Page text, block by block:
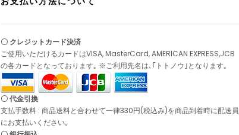
〇 クレジットカード決済
ご使用いただけるカードはVISA, MasterCard, AMERICAN EXPRESS,JCB
の各カードとなっております｡ ※ご利用先名は､｢トトノウ｣となります｡
〇 代金引換
支払手数料 : 商品送料と合わせて一律330円(税込み)を商品到着時に配送員
にお支払いください｡